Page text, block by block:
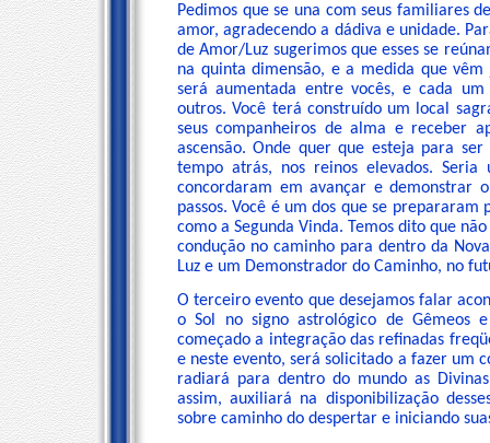
Pedimos que se una com seus familiares
amor, agradecendo a dádiva e unidade.
de Amor/Luz sugerimos que esses se
na quinta dimensão, e a medida que
será aumentada entre vocês, e cada
outros. Você terá construído um local
seus companheiros de alma e receber
ascensão. Onde quer que esteja para
tempo atrás, nos reinos elevados. Seria
concordaram em avançar e demonstrar
passos. Você é um dos que se
como a Segunda Vinda. Temos dito que
condução no caminho para dentro da
Luz e um Demonstrador do Caminho, no
O terceiro evento que desejamos falar
o Sol no signo astrológico de Gêmeos e
começado a integração das refinadas
e neste evento, será solicitado a fazer um
radiará para dentro do mundo as
assim, auxiliará na disponibilização
sobre caminho do despertar e iniciando